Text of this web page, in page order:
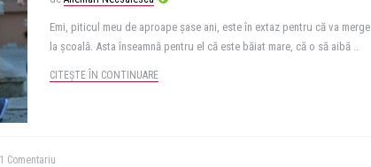
Emi, piticul meu de aproape șase ani, este în extaz pentru că va merge
la școală. Asta înseamnă pentru el că este băiat mare, că o să aibă ..
CITEȘTE ÎN CONTINUARE
1 Comentariu